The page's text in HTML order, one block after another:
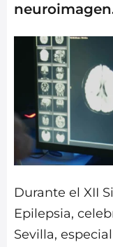
Durante el XII
Epilepsia,
Sevilla,